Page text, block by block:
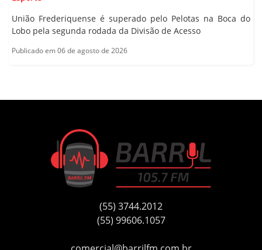
União Frederiquense é superado pelo Pelotas na Boca do
Lobo pela segunda rodada da Divisão de Acesso
Publicado em 06 de agosto de 2026
(55) 3744.2012
(55) 99606.1057